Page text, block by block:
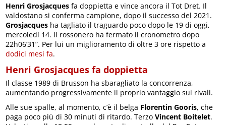
Henri Grosjacques fa doppietta e vince ancora il Tot Dret. Il
valdostano si conferma campione, dopo il successo del 2021.
Grosjacques ha tagliato il traguardo poco dopo le 19 di oggi,
mercoledì 14. Il rossonero ha fermato il cronometro dopo
22h06’31”. Per lui un miglioramento di oltre 3 ore rispetto a
dodici mesi fa.
Henri Grosjacques fa doppietta
Il classe 1989 di Brusson ha sbaragliato la concorrenza,
aumentando progressivamente il proprio vantaggio sui rivali.
Alle sue spalle, al momento, c’è il belga Florentin Gooris,che
paga poco più di 30 minuti di ritardo. TerzoVincent Boitelet.